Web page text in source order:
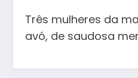
Três mulheres da
avó, de saudosa